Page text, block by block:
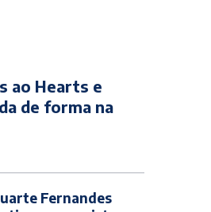
ao Hearts e
de forma na
Fernandes